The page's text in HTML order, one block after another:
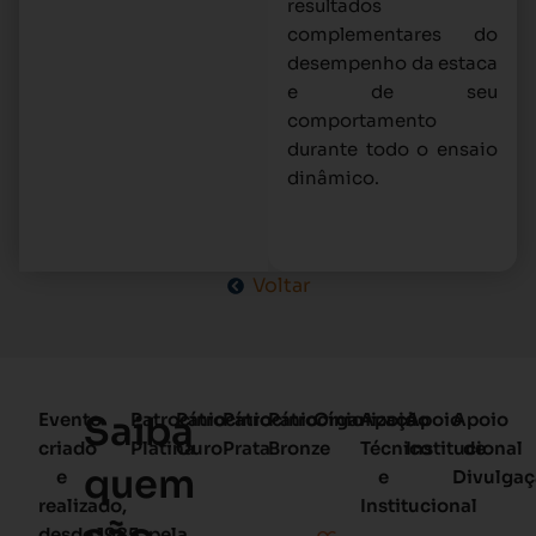
resultados
complementares do
desempenho da estaca
e de seu
comportamento
durante todo o ensaio
dinâmico.
Voltar
Evento
criado
e
realizado,
Saiba
quem
Patrocínio
Platina
Patrocínio
Ouro
Patrocínio
Prata
Patrocínio
Bronze
Organização
Apoio
Técnico
e
Institucional
Apoio
Institucional
Apoio
de